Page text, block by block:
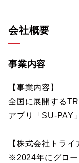
会社概要
事業内容
【事業内容】
全国に展開する
アプリ「SU-PAY
【株式会社トラ
※2024年にグロ